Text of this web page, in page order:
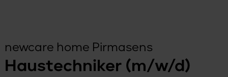
newcare home Pirmasens
Haustechniker (m/w/d)